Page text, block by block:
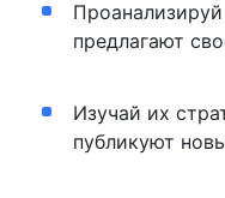
предлагают
Изучай их
публикуют